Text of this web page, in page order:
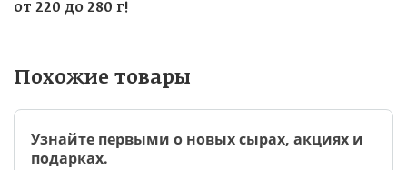
от 220 до 280 г!
Похожие товары
Узнайте первыми о новых сырах, акциях и
подарках.